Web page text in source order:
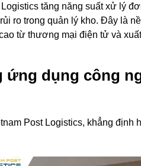
tăng năng suất xử lý
ro trong quản lý kho. Đây là
từ thương mại điện tử và
ứng dụng công
Post Logistics, khẳng định